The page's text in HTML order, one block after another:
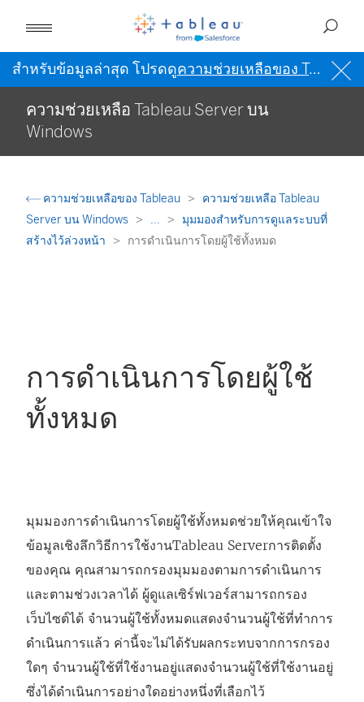
สำหรับข้อมูลล่าสุด โปรดดูความช่วยเหลือของ Tableau เป็นภาษาอังกฤษ (สหรัฐอเมริกา)
ความช่วยเหลือ Tableau Server บน
Windows
ความช่วยเหลือของ Tableau
ความช่วยเหลือ Tableau
Server บน Windows
...
มุมมองสำหรับการดูแลระบบที่
สร้างไว้ล่วงหน้า
การดำเนินการโดยผู้ใช้ทั้งหมด
การดำเนินการโดยผู้ใช้
ทั้งหมด
มุมมองการดำเนินการโดยผู้ใช้ทั้งหมดช่วยให้คุณเข้าใจ
ข้อมูลเชิงลึกวิธีการใช้งานTableau Serverการติดตั้ง
ของคุณ คุณสามารถกรองมุมมองตามการดำเนินการ
และตามช่วงเวลาได้ ผู้ดูแลเซิร์ฟเวอร์สามารถกรอง
เว็บไซต์ได้ จำนวนผู้ใช้ทั้งหมดแสดงจำนวนผู้ใช้ที่ทำการ
ดำเนินการแล้ว ค่านี้จะไม่ได้รับผลกระทบจากการกรอง
ใดๆ จำนวนผู้ใช้ที่ใช้งานอยู่แสดงจำนวนผู้ใช้ที่ใช้งานอยู่
ซึ่งได้ดำเนินการอย่างใดอย่างหนึ่งที่เลือกไว้